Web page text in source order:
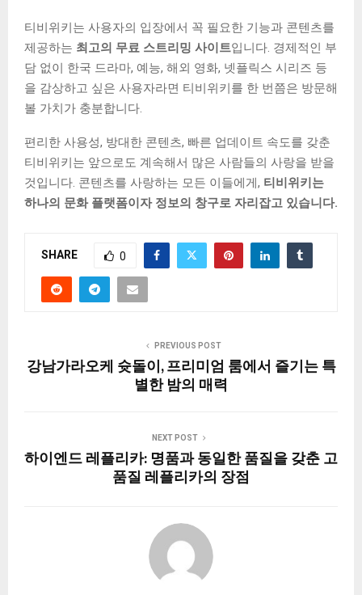
티비위키는 사용자의 입장에서 꼭 필요한 기능과 콘텐츠를
제공하는 최고의 무료 스트리밍 사이트입니다. 경제적인 부
담 없이 한국 드라마, 예능, 해외 영화, 넷플릭스 시리즈 등
을 감상하고 싶은 사용자라면 티비위키를 한 번쯤은 방문해
볼 가치가 충분합니다.
편리한 사용성, 방대한 콘텐츠, 빠른 업데이트 속도를 갖춘
티비위키는 앞으로도 계속해서 많은 사람들의 사랑을 받을
것입니다. 콘텐츠를 사랑하는 모든 이들에게, 티비위키는
하나의 문화 플랫폼이자 정보의 창구로 자리잡고 있습니다.
SHARE 0
PREVIOUS POST
강남가라오케 슛돌이, 프리미엄 룸에서 즐기는 특
별한 밤의 매력
NEXT POST
하이엔드 레플리카: 명품과 동일한 품질을 갖춘 고
품질 레플리카의 장점